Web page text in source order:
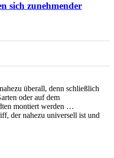
sich zunehmender
überall, denn schließlich
oder auf dem
montiert werden …
der nahezu universell ist und